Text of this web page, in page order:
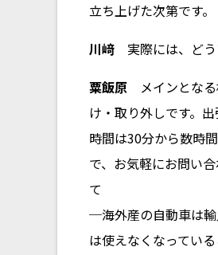
立ち上げた次第です。
川﨑 実際には、ど
粟飯原 メインとな
け・取り外しです。
時間は30分から数時
で、お気軽にお問い
て
─海外産の自動車は輸
は使えなくなってい